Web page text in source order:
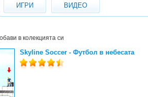
ИГРИ ВИДЕО
в колекцията си
Skyline Soccer - Футбол в небесата